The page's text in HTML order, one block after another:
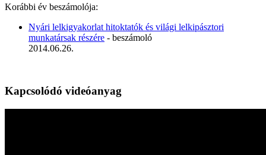
Korábbi év beszámolója:
Nyári lelkigyakorlat hitoktatók és világi lelkipásztori
munkatársak részére - beszámoló
2014.06.26.
Kapcsolódó videóanyag